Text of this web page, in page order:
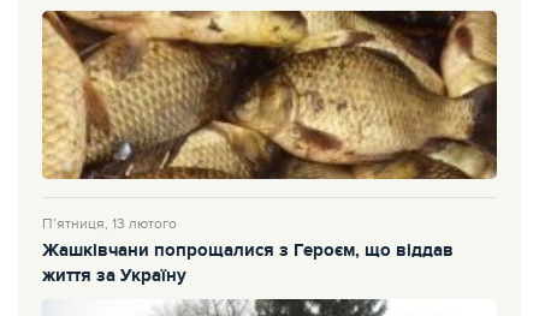
П’ятниця, 13 лютого
Жашківчани попрощалися з Героєм, що віддав
життя за Україну